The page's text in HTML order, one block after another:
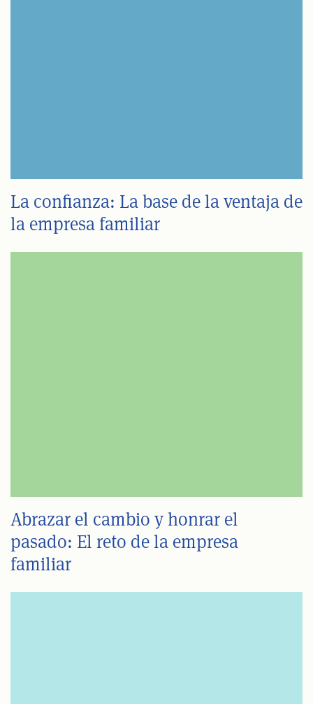
La confianza: La base de la ventaja de
la empresa familiar
Abrazar el cambio y honrar el
pasado: El reto de la empresa
familiar